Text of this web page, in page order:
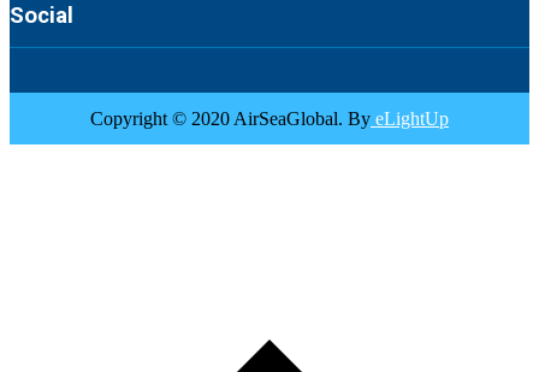
Social
Copyright © 2020 AirSeaGlobal. By eLightUp